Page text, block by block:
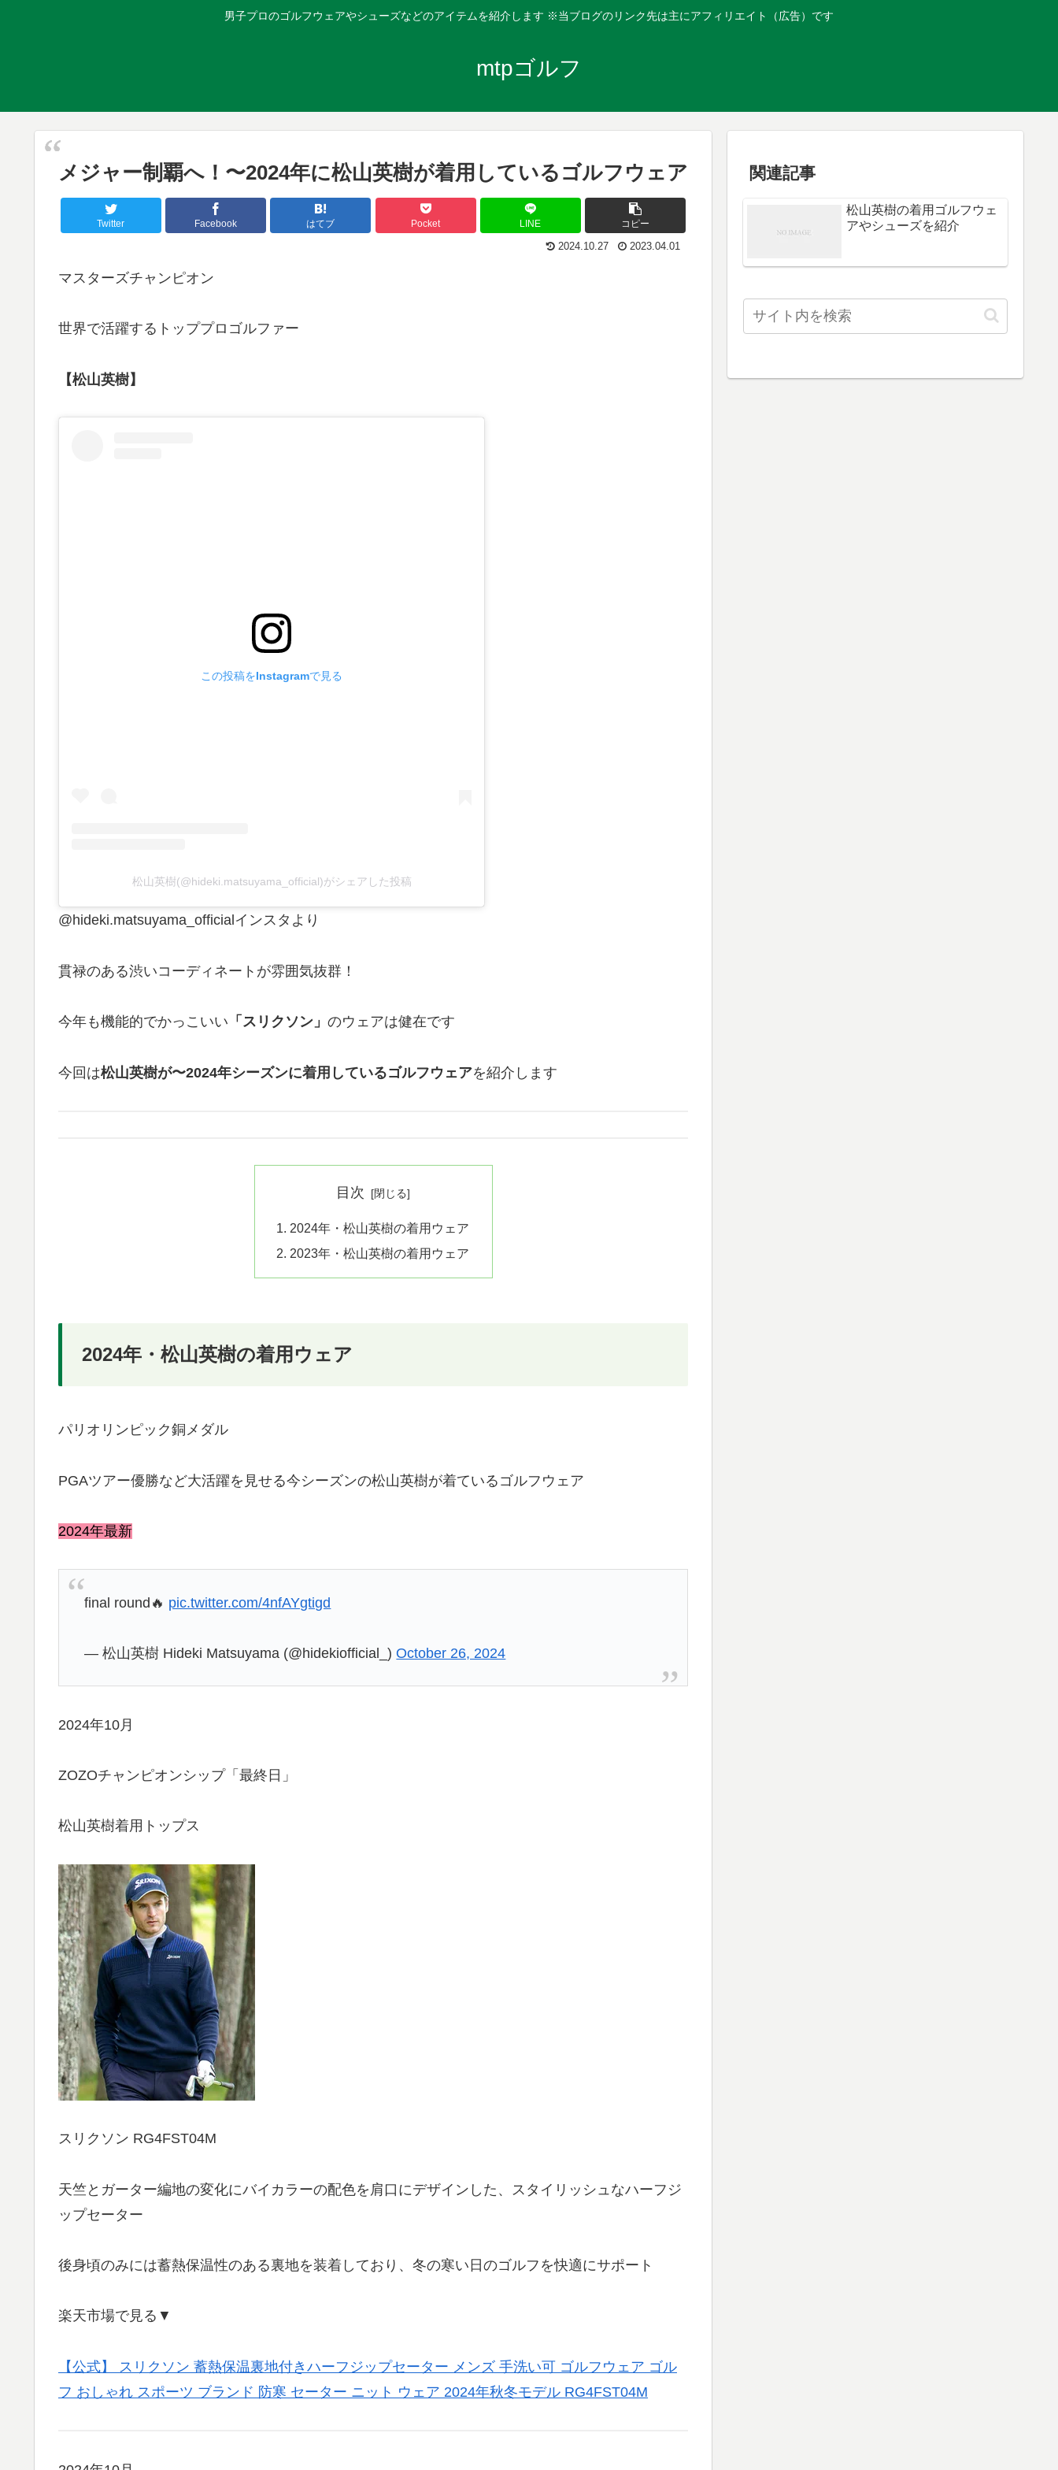
男子プロのゴルフウェアやシューズなどのアイテムを紹介します ※当ブログのリンク先は主にアフィリエイト（広告）です
mtpゴルフ
メジャー制覇へ！〜2024年に松山英樹が着用しているゴルフウェア
Twitter Facebook はてブ Pocket LINE コピー
2024.10.27 2023.04.01
マスターズチャンピオン
世界で活躍するトッププロゴルファー
【松山英樹】
この投稿をInstagramで見る
松山英樹(@hideki.matsuyama_official)がシェアした投稿
@hideki.matsuyama_officialインスタより
貫禄のある渋いコーディネートが雰囲気抜群！
今年も機能的でかっこいい 「スリクソン」 のウェアは健在です
今回は松山英樹が〜2024年シーズンに着用しているゴルフウェアを紹介します
目次
2024年・松山英樹の着用ウェア
2023年・松山英樹の着用ウェア
2024年・松山英樹の着用ウェア
パリオリンピック銅メダル
PGAツアー優勝など大活躍を見せる今シーズンの松山英樹が着ているゴルフウェア
2024年最新
final round🔥 pic.twitter.com/4nfAYgtigd
— 松山英樹 Hideki Matsuyama (@hidekiofficial_)October 26, 2024
2024年10月
ZOZOチャンピオンシップ「最終日」
松山英樹着用トップス
スリクソン RG4FST04M
天竺とガーター編地の変化にバイカラーの配色を肩口にデザインした、スタイリッシュなハーフジ
ップセーター
後身頃のみには蓄熱保温性のある裏地を装着しており、冬の寒い日のゴルフを快適にサポート
楽天市場で見る▼
【公式】 スリクソン 蓄熱保温裏地付きハーフジップセーター メンズ 手洗い可 ゴルフウェア ゴル
フ おしゃれ スポーツ ブランド 防寒 セーター ニット ウェア 2024年秋冬モデル RG4FST04M
関連記事
松山英樹の着用ゴルフウェ
アやシューズを紹介